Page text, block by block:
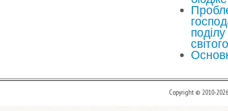
Copyright © 2010-